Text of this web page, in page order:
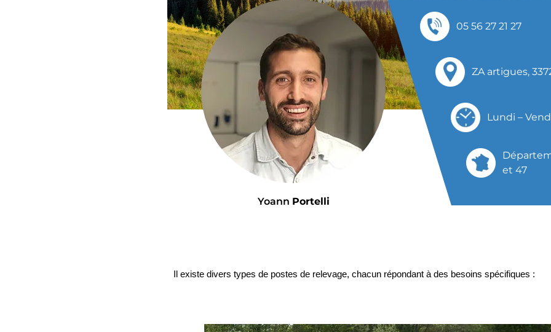
Yoann Portelli
05 56 27 21 27
ZA artigues,
Lundi –
et 47
Il existe divers types de postes de relevage, chacun répondant à des besoins spécifiques :